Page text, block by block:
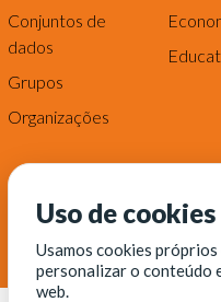
Conjuntos de
dados
Grupos
Organizações
Uso de cookies
Usamos cookies
personalizar o conteúdo
web.